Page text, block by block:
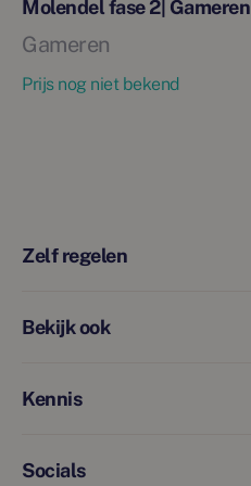
Molendel fase 2| Gameren
Gameren
Prijs nog niet bekend
Zelf regelen
Bekijk ook
Kennis
Socials